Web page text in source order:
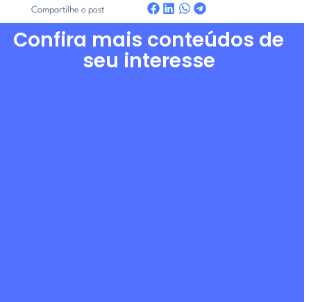
Compartilhe o post
Confira mais conteúdos de
seu interesse